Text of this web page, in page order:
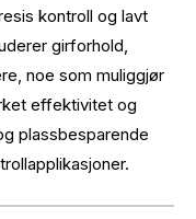
kontroll og lavt
girforhold,
noe som muliggjør
effektivitet og
plassbesparende